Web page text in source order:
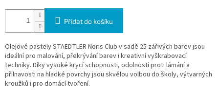
Přidat do košíku
Olejové pastely STAEDTLER Noris Club v sadě 25 zářivých barev jsou
ideální pro malování, překrývání barev i kreativní vyškrabovací
techniky. Díky vysoké krycí schopnosti, odolnosti proti lámání a
přilnavosti na hladké povrchy jsou skvělou volbou do školy, výtvarných
kroužků i pro domácí tvoření.